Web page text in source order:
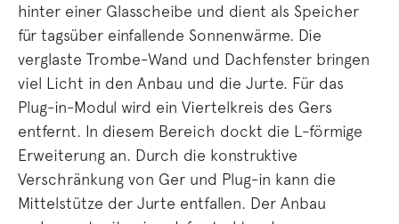
hinter einer Glasscheibe und dient als Speicher
für tagsüber einfallende Sonnenwärme. Die
verglaste Trombe-Wand und Dachfenster bringen
viel Licht in den Anbau und die Jurte. Für das
Plug-in-Modul wird ein Viertelkreis des Gers
entfernt. In diesem Bereich dockt die L-förmige
Erweiterung an. Durch die konstruktive
Verschränkung von Ger und Plug-in kann die
Mittelstütze der Jurte entfallen. Der Anbau